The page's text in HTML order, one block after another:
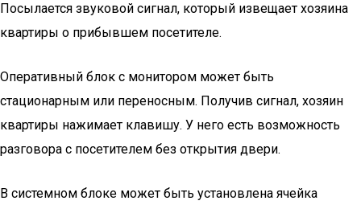
Посылается звуковой сигнал, который извещает хозяина
квартиры о прибывшем посетителе.
Оперативный блок с монитором может быть
стационарным или переносным. Получив сигнал, хозяин
квартиры нажимает клавишу. У него есть возможность
разговора с посетителем без открытия двери.
В системном блоке может быть установлена ячейка